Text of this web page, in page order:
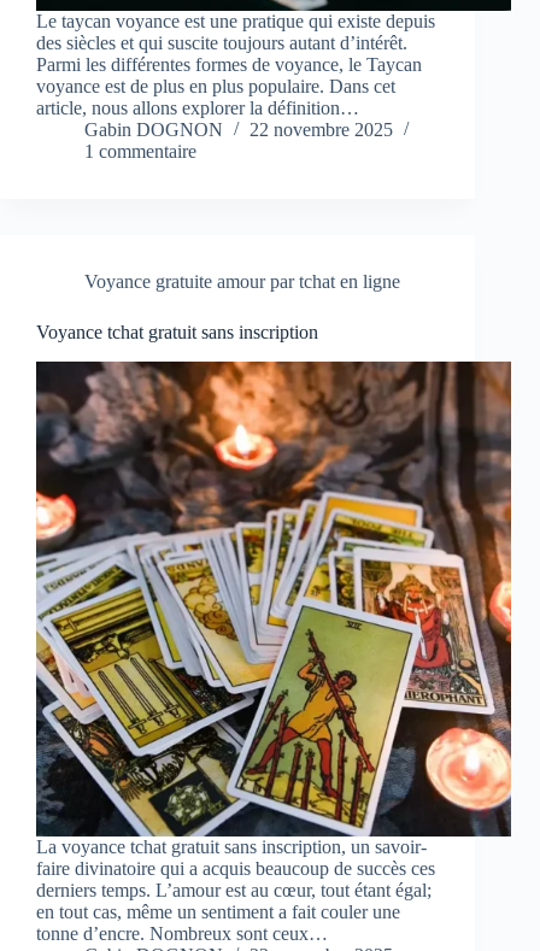
Le taycan voyance est une pratique qui existe depuis
des siècles et qui suscite toujours autant d’intérêt.
Parmi les différentes formes de voyance, le Taycan
voyance est de plus en plus populaire. Dans cet
article, nous allons explorer la définition…
Gabin DOGNON
22 novembre 2025
1 commentaire
Voyance gratuite amour par tchat en ligne
Voyance tchat gratuit sans inscription
La voyance tchat gratuit sans inscription, un savoir-
faire divinatoire qui a acquis beaucoup de succès ces
derniers temps. L’amour est au cœur, tout étant égal;
en tout cas, même un sentiment a fait couler une
tonne d’encre. Nombreux sont ceux…